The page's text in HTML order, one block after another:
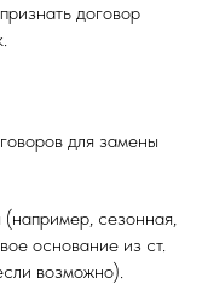
договор
для замены
(например, сезонная,
основание из ст.
возможно).